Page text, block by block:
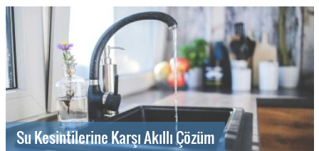
Su Kesintilerine Karşı Akıllı Çözüm